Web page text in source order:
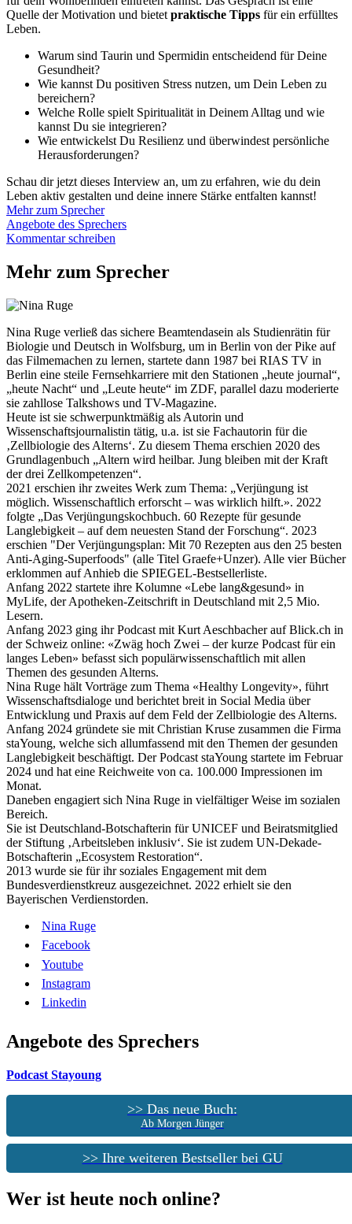
Quelle der Motivation und bietet praktische Tipps für ein erfülltes
Leben.
Warum sind Taurin und Spermidin entscheidend für Deine
Gesundheit?
Wie kannst Du positiven Stress nutzen, um Dein Leben zu
bereichern?
Welche Rolle spielt Spiritualität in Deinem Alltag und wie
kannst Du sie integrieren?
Wie entwickelst Du Resilienz und überwindest persönliche
Herausforderungen?
Schau dir jetzt dieses Interview an, um zu erfahren, wie du dein
Leben aktiv gestalten und deine innere Stärke entfalten kannst!
Mehr zum Sprecher
Angebote des Sprechers
Kommentar schreiben
Mehr zum Sprecher
Nina Ruge verließ das sichere Beamtendasein als Studienrätin für
Biologie und Deutsch in Wolfsburg, um in Berlin von der Pike auf
das Filmemachen zu lernen, startete dann 1987 bei RIAS TV in
Berlin eine steile Fernsehkarriere mit den Stationen „heute journal“,
„heute Nacht“ und „Leute heute“ im ZDF, parallel dazu moderierte
sie zahllose Talkshows und TV-Magazine.
Heute ist sie schwerpunktmäßig als Autorin und
Wissenschaftsjournalistin tätig, u.a. ist sie Fachautorin für die
‚Zellbiologie des Alterns‘. Zu diesem Thema erschien 2020 des
Grundlagenbuch „Altern wird heilbar. Jung bleiben mit der Kraft
der drei Zellkompetenzen“.
2021 erschien ihr zweites Werk zum Thema: „Verjüngung ist
möglich. Wissenschaftlich erforscht – was wirklich hilft.». 2022
folgte „Das Verjüngungskochbuch. 60 Rezepte für gesunde
Langlebigkeit – auf dem neuesten Stand der Forschung“. 2023
erschien "Der Verjüngungsplan: Mit 70 Rezepten aus den 25 besten
Anti-Aging-Superfoods" (alle Titel Graefe+Unzer). Alle vier Bücher
erklommen auf Anhieb die SPIEGEL-Bestsellerliste.
Anfang 2022 startete ihre Kolumne «Lebe lang&gesund» in
MyLife, der Apotheken-Zeitschrift in Deutschland mit 2,5 Mio.
Lesern.
Anfang 2023 ging ihr Podcast mit Kurt Aeschbacher auf Blick.ch in
der Schweiz online: «Zwäg hoch Zwei – der kurze Podcast für ein
langes Leben» befasst sich populärwissenschaftlich mit allen
Themen des gesunden Alterns.
Nina Ruge hält Vorträge zum Thema «Healthy Longevity», führt
Wissenschaftsdialoge und berichtet breit in Social Media über
Entwicklung und Praxis auf dem Feld der Zellbiologie des Alterns.
Anfang 2024 gründete sie mit Christian Kruse zusammen die Firma
staYoung, welche sich allumfassend mit den Themen der gesunden
Langlebigkeit beschäftigt. Der Podcast staYoung startete im Februar
2024 und hat eine Reichweite von ca. 100.000 Impressionen im
Monat.
Daneben engagiert sich Nina Ruge in vielfältiger Weise im sozialen
Bereich.
Sie ist Deutschland-Botschafterin für UNICEF und Beiratsmitglied
der Stiftung ‚Arbeitsleben inklusiv‘. Sie ist zudem UN-Dekade-
Botschafterin „Ecosystem Restoration“.
2013 wurde sie für ihr soziales Engagement mit dem
Bundesverdienstkreuz ausgezeichnet. 2022 erhielt sie den
Bayerischen Verdienstorden.
Nina Ruge
Facebook
Youtube
Instagram
Linkedin
Angebote des Sprechers
Podcast Stayoung
>> Das neue Buch:
Ab Morgen Jünger
>> Ihre weiteren Bestseller bei GU
Wer ist heute noch online?